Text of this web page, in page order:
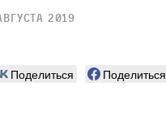
2019
Поделиться
Поделиться